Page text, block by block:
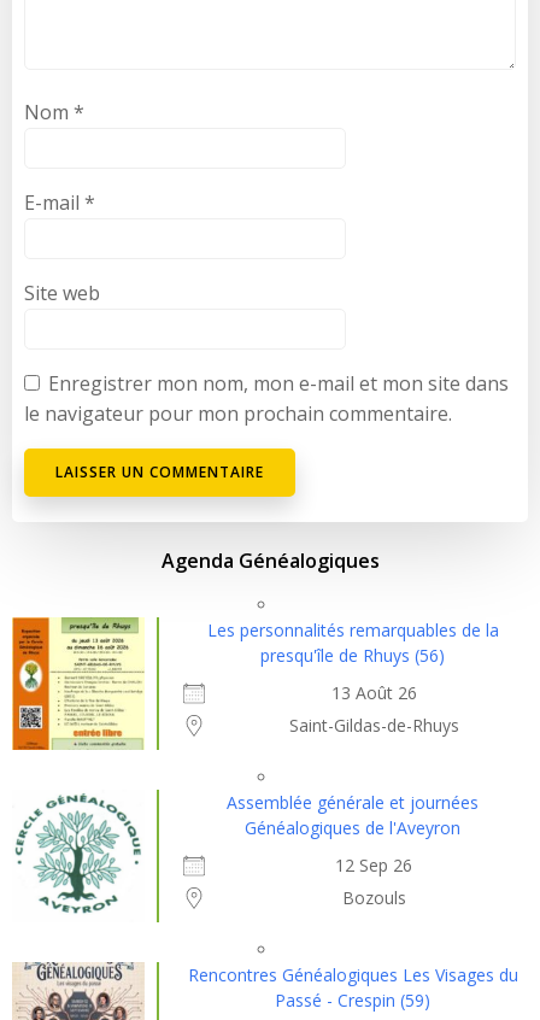
Nom *
E-mail *
Site web
Enregistrer mon nom, mon e-mail et mon site dans
le navigateur pour mon prochain commentaire.
Agenda Généalogiques
Les personnalités remarquables de la
presqu'île de Rhuys (56)
13 Août 26
Saint-Gildas-de-Rhuys
Assemblée générale et journées
Généalogiques de l'Aveyron
12 Sep 26
Bozouls
Rencontres Généalogiques Les Visages du
Passé - Crespin (59)